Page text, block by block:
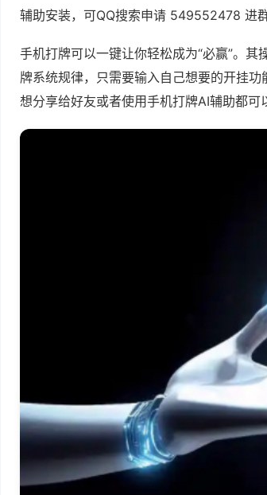
辅助安装，可QQ搜索申请 549552478 进
手机打牌可以一键让你轻松成为“必赢”。
牌系统规律，只需要输入自己想要的开挂
想分享给好友或者使用手机打牌AI辅助都可